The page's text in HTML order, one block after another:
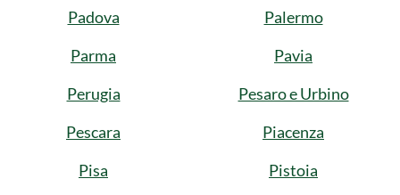
Padova
Palermo
Parma
Pavia
Perugia
Pesaro e Urbino
Pescara
Piacenza
Pisa
Pistoia